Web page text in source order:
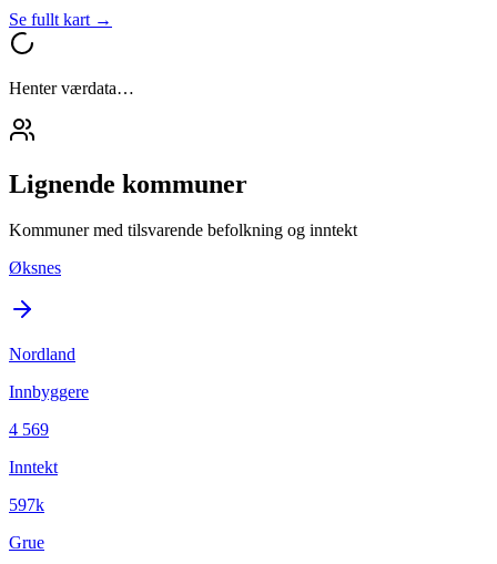
Se fullt kart →
Henter værdata…
Lignende kommuner
Kommuner med tilsvarende befolkning og inntekt
Øksnes
Nordland
Innbyggere
4 569
Inntekt
597k
Grue